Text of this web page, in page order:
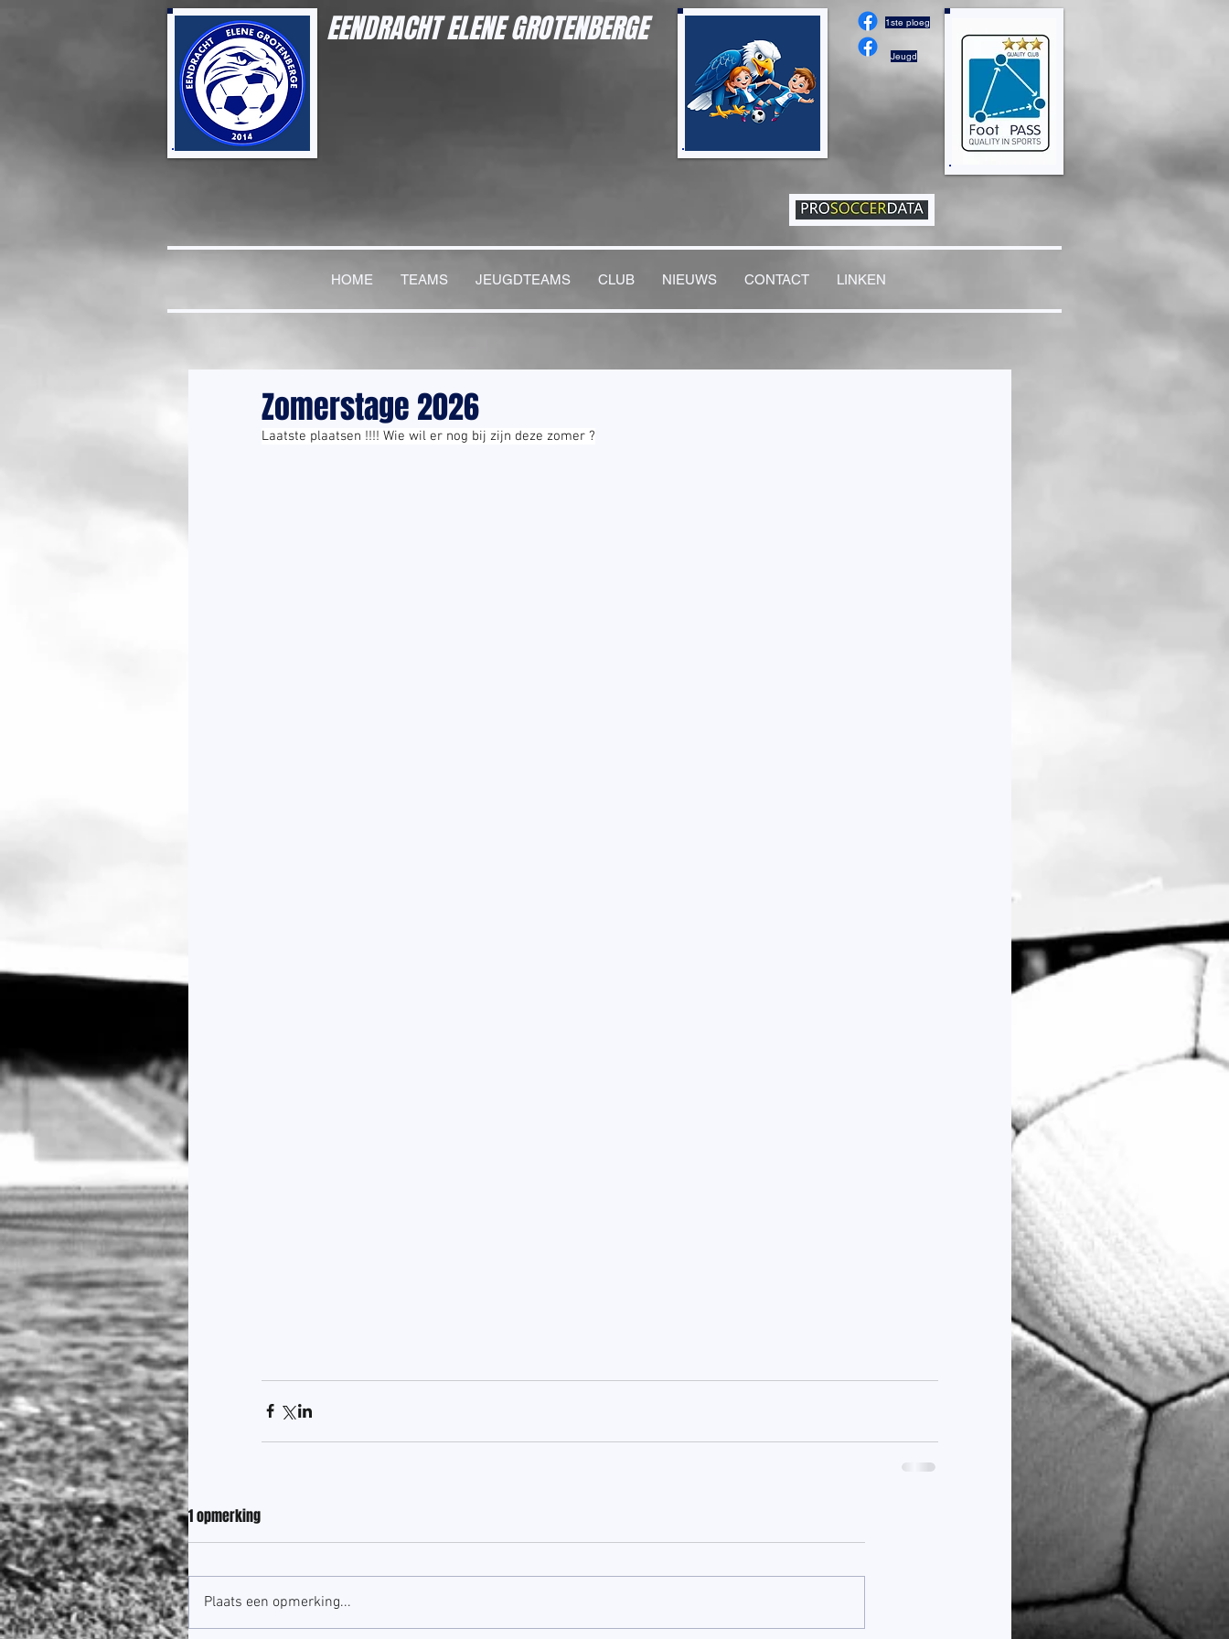
EENDRACHT ELENE GROTENBERGE 1ste ploeg
Jeugd
HOME TEAMS JEUGDTEAMS CLUB NIEUWS CONTACT LINKEN
Zomerstage 2026
Laatste plaatsen !!!! Wie wil er nog bij zijn deze zomer ?
1 opmerking
Plaats een opmerking...